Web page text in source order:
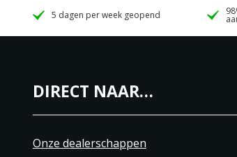
5 dagen per week geopend
DIRECT NAAR…
Onze dealerschappen